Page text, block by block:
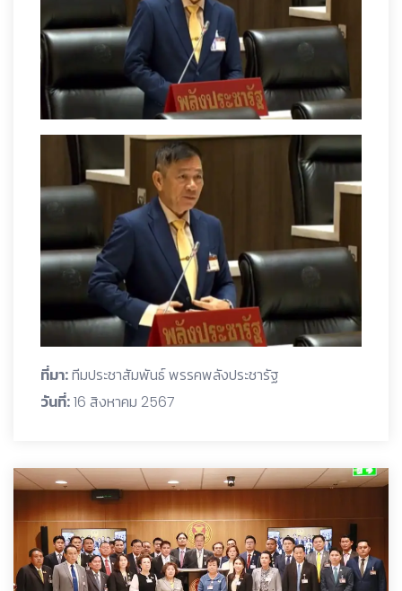
ที่มา:ทีมประชาสัมพันธ์ พรรคพลังประชารัฐ
วันที่:16 สิงหาคม 2567